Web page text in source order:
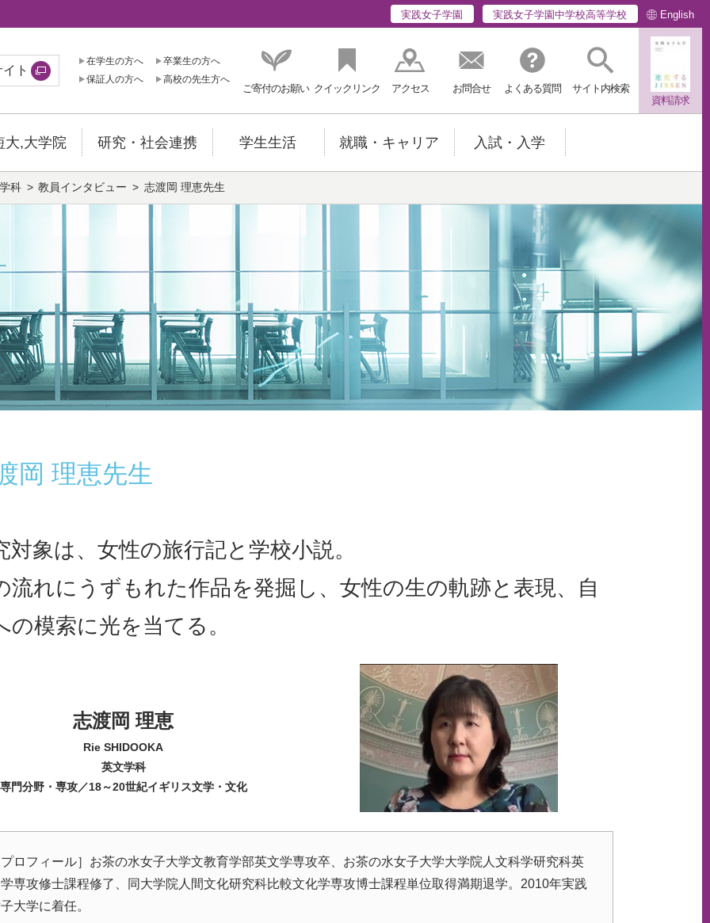
実践女子学園 実践女子学園中学校高等学校 English
ト
在学生の方へ
卒業生の方へ
保証人の方へ
高校の先生方へ
ご寄付のお願い クイックリンク アクセス お問合せ よくある質問
サイト内検索
資料請求
大,大学院 研究・社会連携 学生生活 就職・キャリア 入試・入学
科 教員インタビュー 志渡岡 理恵先生
岡 理恵先生
対象は、女性の旅行記と学校小説。
流れにうずもれた作品を発掘し、女性の生の軌跡と表現、自
の模索に光を当てる。
志渡岡 理恵
Rie SHIDOOKA
英文学科
専門分野・専攻／18～20世紀イギリス文学・文化
ロフィール］お茶の水女子大学文教育学部英文学専攻卒、お茶の水女子大学大学院人文科学研究科英
専攻修士課程修了、同大学院人間文化研究科比較文化学専攻博士課程単位取得満期退学。2010年実践
大学に着任。